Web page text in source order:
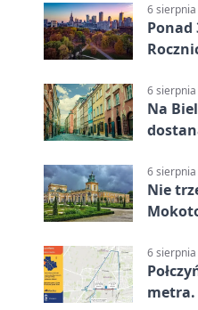
6
Ponad
6
Na
6
Nie
6
metra.